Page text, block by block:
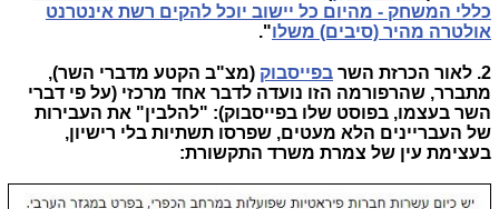
כללי המשחק - מהיום כל יישוב יוכל להקים רשת אינטרנט
אולטרה מהיר (סיבים) משלו".
2. לאור הכרזת השר בפייסבוק(מצ"ב הקטע מדברי השר),
מתברר, שהרפורמה הזו נועדה לדבר אחד מרכזי (על פי דברי
השר בעצמו, בפוסט שלו בפייסבוק): "להלבין" את העבירות
של העבריינים הלא מעטים, שפרסו תשתיות בלי רישיון,
בעצימת עין של צמרת משרד התקשורת: